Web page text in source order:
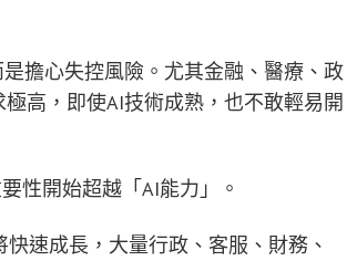
擔心失控風險。尤其金融、醫療、政
高，即使AI技術成熟，也不敢輕易開
性開始超越「AI能力」。
速成長，大量行政、客服、財務、